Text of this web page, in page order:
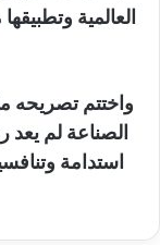
العالمية
​واختتم تصريحه
الصناعة لم يعد
استدامة